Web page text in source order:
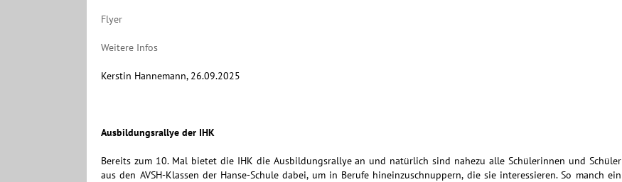
Flyer
Weitere Infos
Kerstin Hannemann, 26.09.2025
Ausbildungsrallye der IHK
Bereits zum 10. Mal bietet die IHK die Ausbildungsrallye an und natürlich sind nahezu alle Schülerinnen und Schüler
aus den AVSH-Klassen der Hanse-Schule dabei, um in Berufe hineinzuschnuppern, die sie interessieren. So manch ein